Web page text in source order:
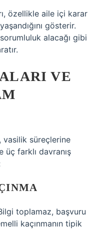
özellikle aile içi karar
gösterir.
alacağı gibi
VE
vasilik süreçlerine
farklı davranış
toplamaz, başvuru
kaçınmanın tipik